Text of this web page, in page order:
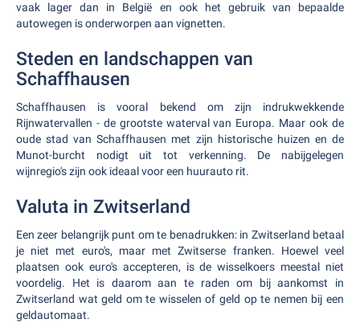
vaak lager dan in België en ook het gebruik van bepaalde
autowegen is onderworpen aan vignetten.
Steden en landschappen van
Schaffhausen
Schaffhausen is vooral bekend om zijn indrukwekkende
Rijnwatervallen - de grootste waterval van Europa. Maar ook de
oude stad van Schaffhausen met zijn historische huizen en de
Munot-burcht nodigt uit tot verkenning. De nabijgelegen
wijnregio's zijn ook ideaal voor een huurauto rit.
Valuta in Zwitserland
Een zeer belangrijk punt om te benadrukken: in Zwitserland betaal
je niet met euro's, maar met Zwitserse franken. Hoewel veel
plaatsen ook euro's accepteren, is de wisselkoers meestal niet
voordelig. Het is daarom aan te raden om bij aankomst in
Zwitserland wat geld om te wisselen of geld op te nemen bij een
geldautomaat.